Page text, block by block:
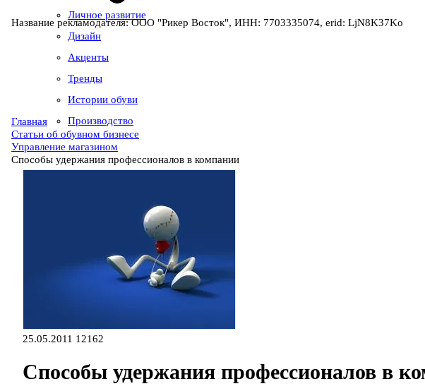
Личное развитие
Дизайн
Акценты
Тренды
Истории обуви
Производство
Название рекламодателя: ООО "Рикер Восток", ИНН: 7703335074, erid: LjN8K37Ko
Главная
Статьи об обувном бизнесе
Управление магазином
Способы удержания профессионалов в компании
25.05.2011 12162
Способы удержания профессионалов в